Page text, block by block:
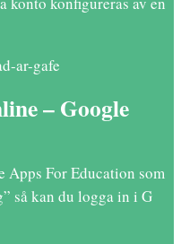
ar-gafe
– Google
Apps For Education som
så kan du logga in i G